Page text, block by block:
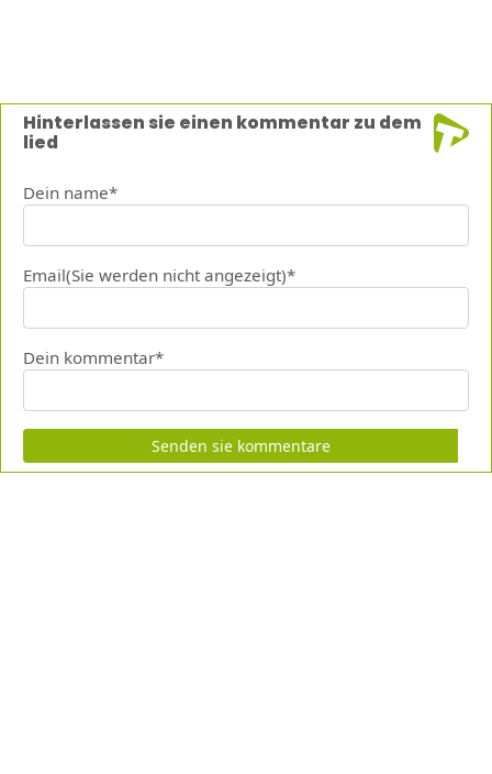
Hinterlassen sie einen kommentar zu dem
lied
Dein name*
Email(Sie werden nicht angezeigt)*
Dein kommentar*
Senden sie kommentare